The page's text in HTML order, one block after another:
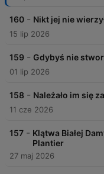
160 - Nikt jej nie
15 lip 2026
159 - Gdybyś nie
01 lip 2026
158 - Należało im się
11 cze 2026
157 - Klątwa Białej
Plantier
27 maj 2026